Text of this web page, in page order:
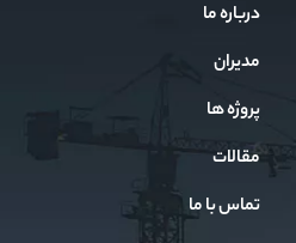
درباره ما
مدیران
پروژه ها
مقالات
تماس با ما